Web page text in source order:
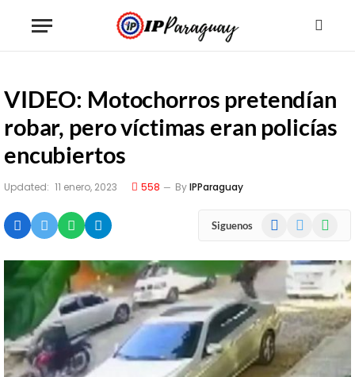
VIDEO: Motochorros pretendían
robar, pero víctimas eran policías
encubiertos
Updated: 11 enero, 2023 558 ByIPParaguay
Siguenos Facebook